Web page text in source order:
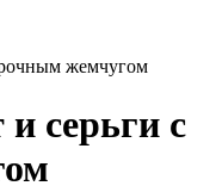
жемчугом
серьги с